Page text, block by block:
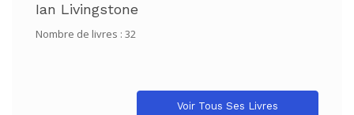
Ian Livingstone
Nombre de livres : 32
Voir Tous Ses Livres